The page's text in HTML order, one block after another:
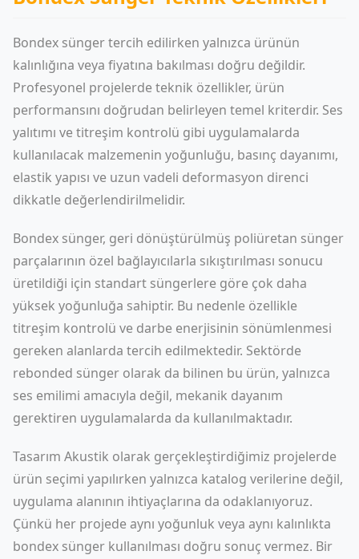
Bondex sünger tercih edilirken yalnızca ürünün
kalınlığına veya fiyatına bakılması doğru değildir.
Profesyonel projelerde teknik özellikler, ürün
performansını doğrudan belirleyen temel kriterdir. Ses
yalıtımı ve titreşim kontrolü gibi uygulamalarda
kullanılacak malzemenin yoğunluğu, basınç dayanımı,
elastik yapısı ve uzun vadeli deformasyon direnci
dikkatle değerlendirilmelidir.
Bondex sünger, geri dönüştürülmüş poliüretan sünger
parçalarının özel bağlayıcılarla sıkıştırılması sonucu
üretildiği için standart süngerlere göre çok daha
yüksek yoğunluğa sahiptir. Bu nedenle özellikle
titreşim kontrolü ve darbe enerjisinin sönümlenmesi
gereken alanlarda tercih edilmektedir. Sektörde
rebonded sünger olarak da bilinen bu ürün, yalnızca
ses emilimi amacıyla değil, mekanik dayanım
gerektiren uygulamalarda da kullanılmaktadır.
Tasarım Akustik olarak gerçekleştirdiğimiz projelerde
ürün seçimi yapılırken yalnızca katalog verilerine değil,
uygulama alanının ihtiyaçlarına da odaklanıyoruz.
Çünkü her projede aynı yoğunluk veya aynı kalınlıkta
bondex sünger kullanılması doğru sonuç vermez. Bir